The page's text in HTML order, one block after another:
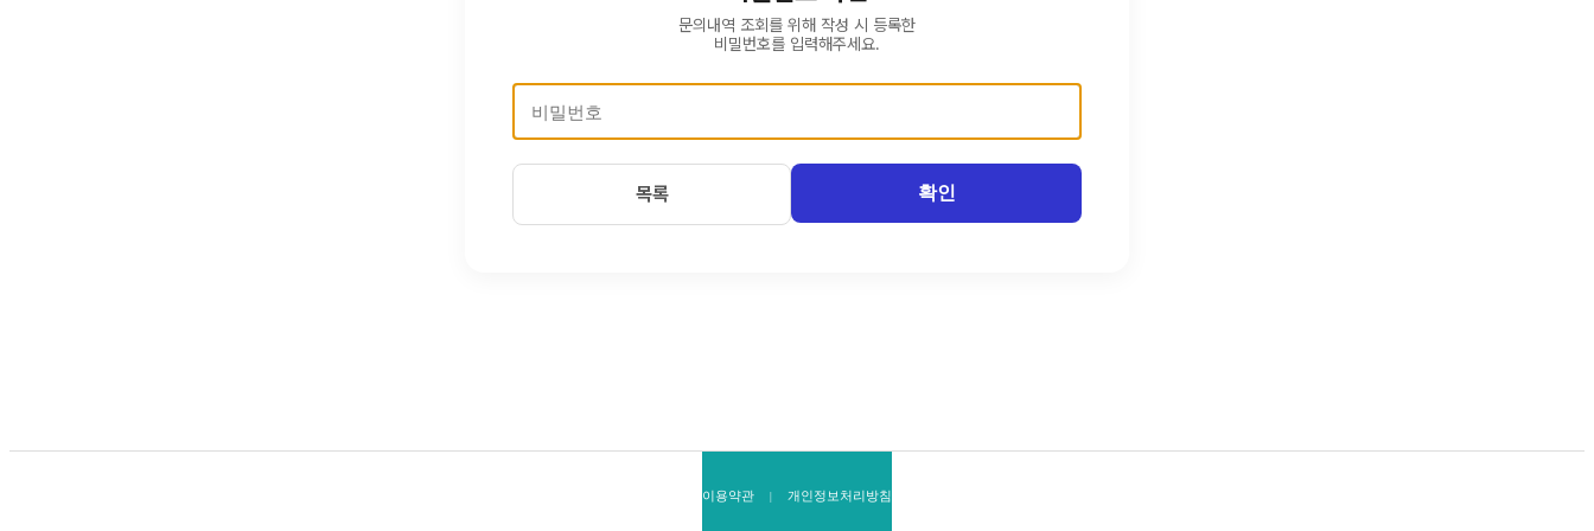
문의내역 조회를 위해 작성 시 등록한
비밀번호를 입력해주세요.
목록 확인
이용약관 개인정보처리방침